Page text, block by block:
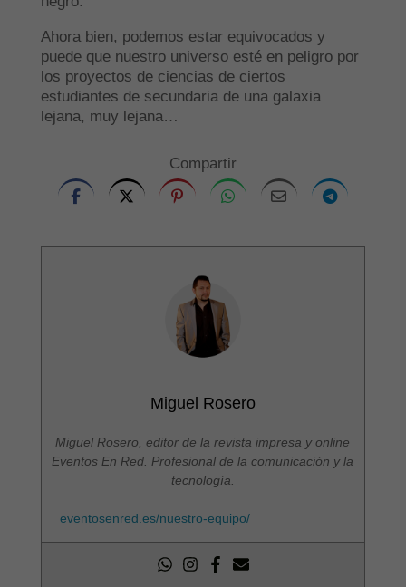
Ahora bien, podemos estar equivocados y
puede que nuestro universo esté en peligro por
los proyectos de ciencias de ciertos
estudiantes de secundaria de una galaxia
lejana, muy lejana…
Compartir
Miguel Rosero
Miguel Rosero, editor de la revista impresa y online
Eventos En Red. Profesional de la comunicación y la
tecnología.
eventosenred.es/nuestro-equipo/